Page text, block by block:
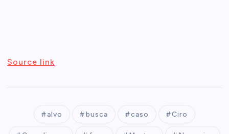
Source link
alvo busca caso Ciro